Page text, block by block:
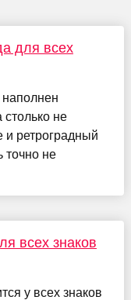
для всех
не
и ретроградный
точно не
всех знаков
у всех знаков